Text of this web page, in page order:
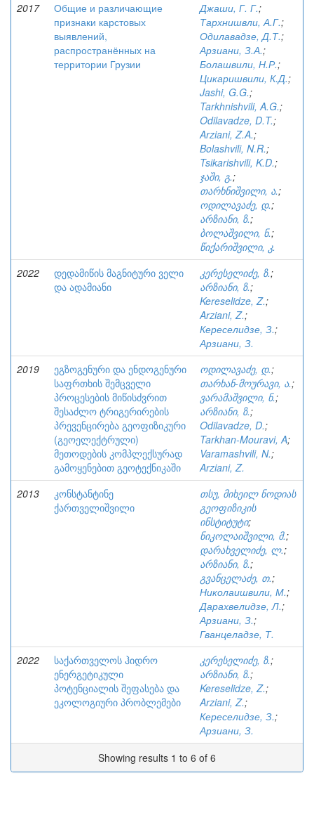
2017
Общие и различающие
признаки карстовых
выявлений,
распространённых на
территории Грузии
Джаши, Г. Г.;
Тархнишвли, А.Г.;
Одилавадзе, Д.Т.;
Арзиани, З.А.;
Болашвили, Н.Р.;
Цикаришвили, К.Д.;
Jashi, G.G.;
Tarkhnishvili, A.G.;
Odilavadze, D.T.;
Arziani, Z.A.;
Bolashvili, N.R.;
Tsikarishvili, K.D.;
ჯაში, გ.;
თარხნიშვილი, ა.;
ოდილავაძე, დ.;
არზიანი, ზ.;
ბოლაშვილი, ნ.;
წიქარიშვილი, კ.
2022
დედამიწის მაგნიტური ველი
და ადამიანი
კერესელიძე, ზ.;
არზიანი, ზ.;
Kereselidze, Z.;
Arziani, Z.;
Кереселидзе, З.;
Арзиани, З.
2019
ეგზოგენური და ენდოგენური
საფრთხის შემცველი
პროცესების მიწისძვრით
შესაძლო ტრიგერირების
პრევენცირება გეოფიზიკური
(გეოელექტრული)
მეთოდების კომპლექსურად
გამოყენებით გეოტექნიკაში
ოდილავაძე, დ.;
თარხან-მოურავი, ა.;
ვარამაშვილი, ნ.;
არზიანი, ზ.;
Odilavadze, D.;
Tarkhan-Mouravi, A;
Varamashvili, N.;
Arziani, Z.
2013
კონსტანტინე
ქართველიშვილი
თსუ, მიხეილ ნოდიას
გეოფიზიკის
ინსტიტუტი;
ნიკოლაიშვილი, მ.;
დარახველიძე, ლ.;
არზიანი, ზ.;
გვანცელაძე, თ.;
Николаишвили, М.;
Дарахвелидзе, Л.;
Арзиани, З.;
Гванцеладзе, Т.
2022
საქართველოს ჰიდრო
ენერგეტიკული
პოტენციალის შეფასება და
ეკოლოგიური პრობლემები
კერესელიძე, ზ.;
არზიანი, ზ.;
Kereselidze, Z.;
Arziani, Z.;
Кереселидзе, З.;
Арзиани, З.
Showing results 1 to 6 of 6